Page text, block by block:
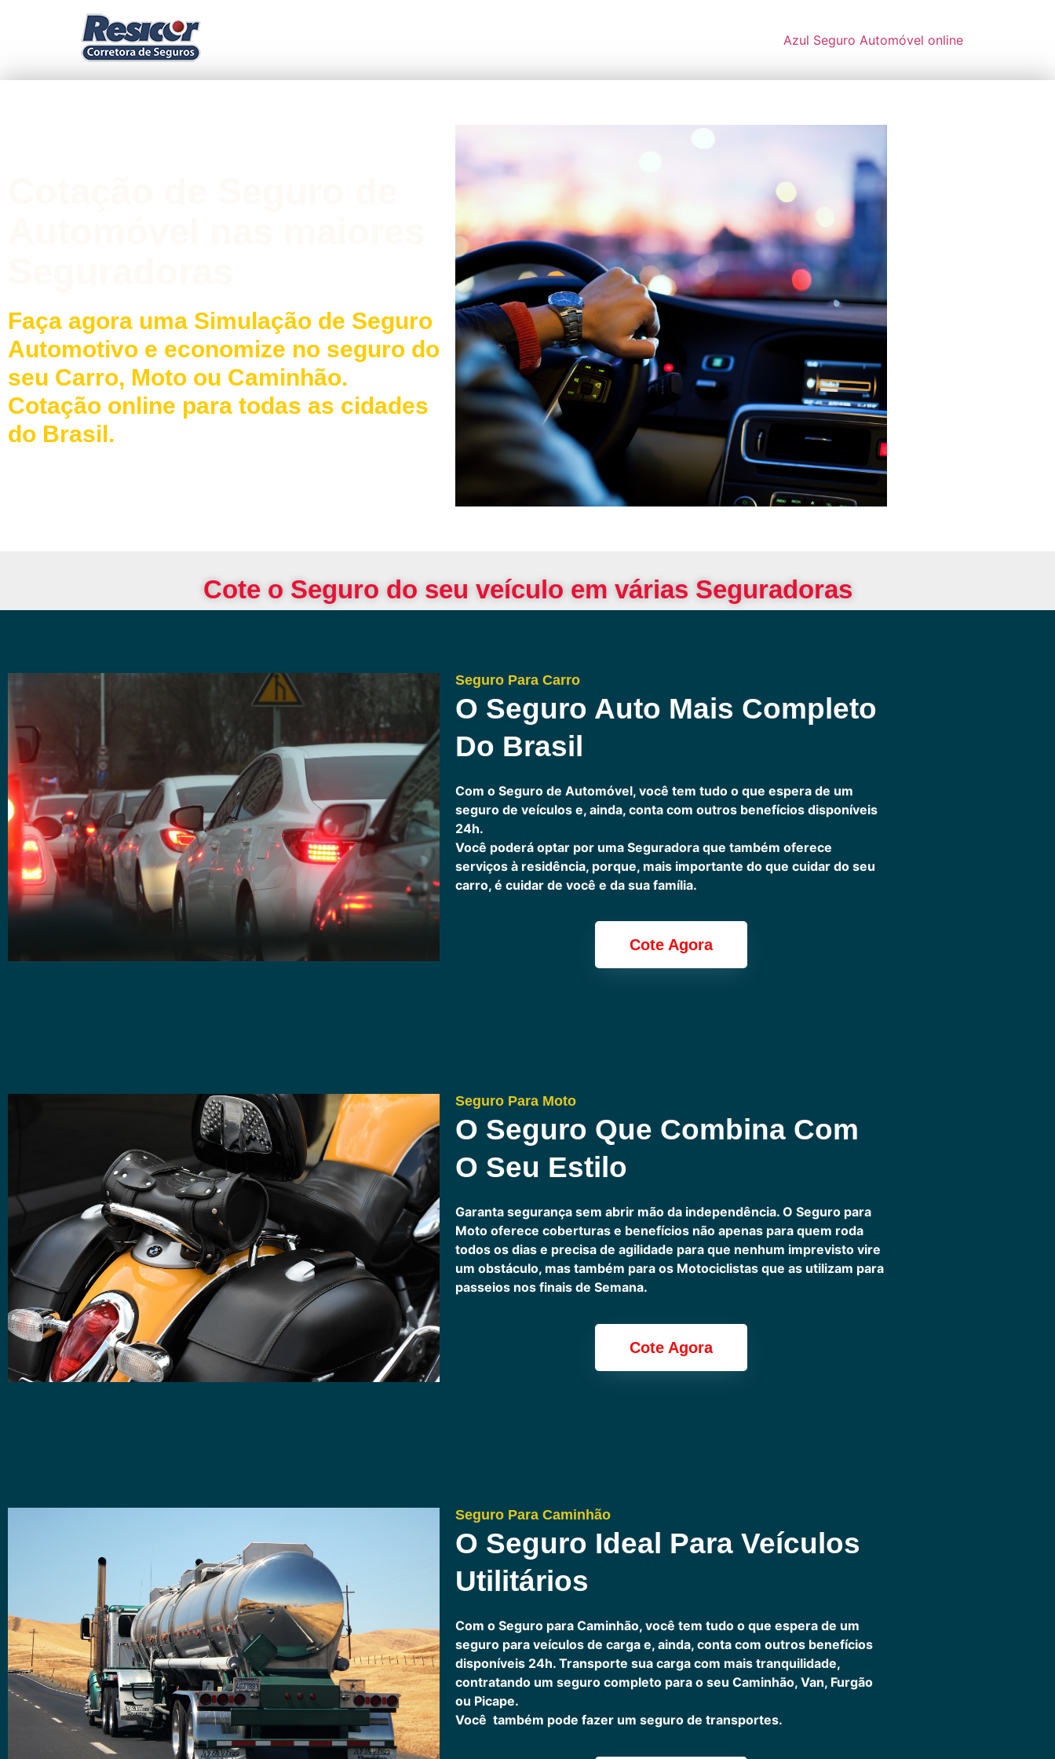
Azul Seguro Automóvel online
Faça agora uma Simulação de Seguro
Automotivo e economize no seguro do
seu Carro, Moto ou Caminhão.
Cotação online para todas as cidades
do Brasil.
Cote o Seguro do seu veículo em várias Seguradoras
Seguro Para Carro
O Seguro Auto Mais Completo
Do Brasil
Com o Seguro de Automóvel, você tem tudo o que espera de um
seguro de veículos e, ainda, conta com outros benefícios disponíveis
24h.
Você poderá optar por uma Seguradora que também oferece
serviços à residência, porque, mais importante do que cuidar do seu
carro, é cuidar de você e da sua família.
Cote Agora
Seguro Para Moto
O Seguro Que Combina Com
O Seu Estilo
Garanta segurança sem abrir mão da independência. O Seguro para
Moto oferece coberturas e benefícios não apenas para quem roda
todos os dias e precisa de agilidade para que nenhum imprevisto vire
um obstáculo, mas também para os Motociclistas que as utilizam para
passeios nos finais de Semana.
Cote Agora
Seguro Para Caminhão
O Seguro Ideal Para Veículos
Utilitários
Com o Seguro para Caminhão, você tem tudo o que espera de um
seguro para veículos de carga e, ainda, conta com outros benefícios
disponíveis 24h. Transporte sua carga com mais tranquilidade,
contratando um seguro completo para o seu Caminhão, Van, Furgão
ou Picape.
Você também pode fazer um seguro de transportes.